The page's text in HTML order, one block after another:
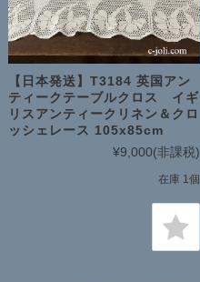
【日本発送】T3184 英国アン
ティークテーブルクロス イギ
リスアンティークリネン＆クロ
ッシェレース 105x85cm
¥9,000(非課税)
在庫 1個